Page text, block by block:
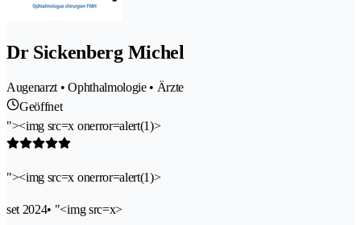
Dr Sickenberg Michel
Augenarzt • Ophthalmologie • Ärzte
Geöffnet
"><img src=x onerror=alert(1)>
"><img src=x onerror=alert(1)>
set 2024• "<img src=x>